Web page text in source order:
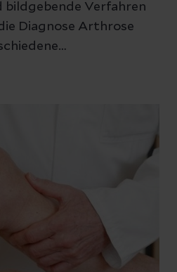
Verfahren
Diagnose Arthrose
um die